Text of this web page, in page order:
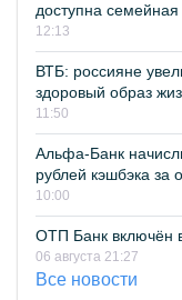
доступна семейная
12:13
ВТБ: россияне
здоровый образ
11:50
Альфа-Банк
рублей кэшбэка за
10:00
ОТП Банк включён
06 августа 21:27
Все новости